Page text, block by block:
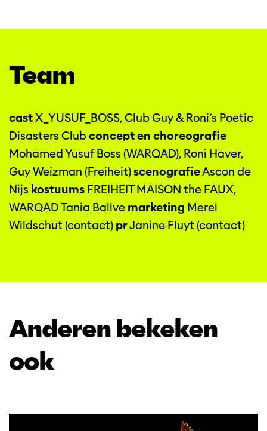
Team
castX_YUSUF_BOSS, Club Guy & Roni’s Poetic
Disasters Clubconcept en choreografie
Mohamed Yusuf Boss (WARQAD), Roni Haver,
Guy Weizman (Freiheit)scenografieAscon de
Nijs kostuums FREIHEIT MAISON the FAUX,
WARQAD Tania Ballve marketing Merel
Wildschut (contact) prJanine Fluyt (contact)
Anderen bekeken
ook